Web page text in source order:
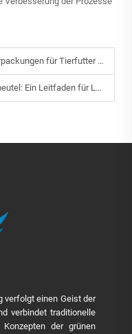
komfortabler für Verbraucher
Lebensmittelhersteller und -lieferanten
verfolgt einen Geist der
verbindet traditionelle
der grünen